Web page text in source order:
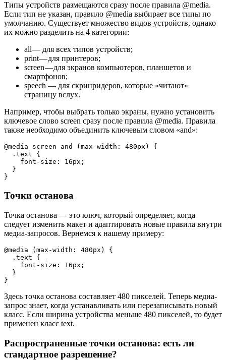
Типы устройств размещаются сразу после правила @media.
Если тип не указан, правило @media выбирает все типы по
умолчанию. Существует множество видов устройств, однако
их можно разделить на 4 категории:
all — для всех типов устройств;
print — для принтеров;
screen — для экранов компьютеров, планшетов и
смартфонов;
speech — для скринридеров, которые «читают»
страницу вслух.
Например, чтобы выбрать только экраны, нужно установить
ключевое слово screen сразу после правила @media. Правила
также необходимо объединить ключевым словом «and»:
@media screen and (max-width: 480px) {
}
Точки останова
Точка останова — это ключ, который определяет, когда
следует изменить макет и адаптировать новые правила внутри
медиа-запросов. Вернемся к нашему примеру:
@media (max-width: 480px) {
}
Здесь точка останова составляет 480 пикселей. Теперь медиа-
запрос знает, когда устанавливать или перезаписывать новый
класс. Если ширина устройства меньше 480 пикселей, то будет
применен класс text.
Распространенные точки останова: есть ли
стандартное разрешение?